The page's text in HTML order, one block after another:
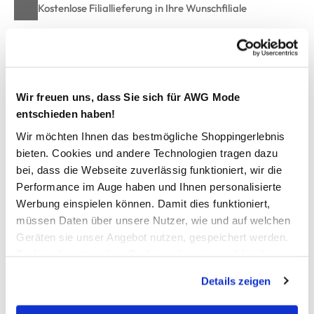
Wir freuen uns, dass Sie sich für AWG Mode
entschieden haben!
Wir möchten Ihnen das bestmögliche Shoppingerlebnis
bieten. Cookies und andere Technologien tragen dazu
bei, dass die Webseite zuverlässig funktioniert, wir die
Performance im Auge haben und Ihnen personalisierte
Werbung einspielen können. Damit dies funktioniert,
müssen Daten über unsere Nutzer, wie und auf welchen
Geräten sie unser Angebot nutzen, gespeichert werden.
werden, werden bei der Nutzung der Webseite auf jeden
Fall gesetzt. Cookies von Drittanbietern für Analyse- oder
Details zeigen
Kostenlose Filiallieferung in Ihre Wunschfiliale
schickes Shirt von Sure
mit Rundhals-Ausschnitt
überschnittene Ärmel
lässig, lockere Passform
seitlich kurz geschlitzt
für Ihr ganz besonderes Outfit